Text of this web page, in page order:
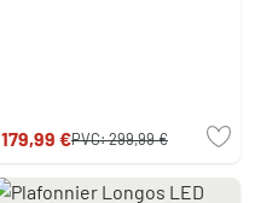
179,99 €PVC:299,99 €